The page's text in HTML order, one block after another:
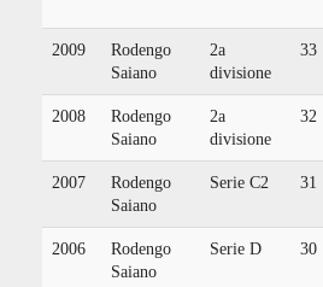
2009
Rodengo
Saiano
2a
divisione
33
2008
Rodengo
Saiano
2a
divisione
32
2007
Rodengo
Saiano
Serie C2 31
2006
Rodengo
Saiano
Serie D 30